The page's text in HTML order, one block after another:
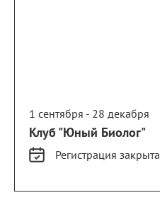
1 сентября - 28 декабря
Клуб "Юный Биолог"
Регистрация закрыта